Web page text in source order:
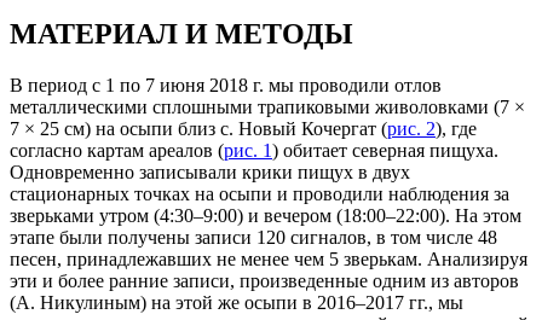
МАТЕРИАЛ И МЕТОДЫ
В период с 1 по 7 июня 2018 г. мы проводили отлов
металлическими сплошными трапиковыми живоловками (7 ×
7 × 25 см) на осыпи близ с. Новый Кочергат (рис. 2), где
согласно картам ареалов (рис. 1) обитает северная пищуха.
Одновременно записывали крики пищух в двух
стационарных точках на осыпи и проводили наблюдения за
зверьками утром (4:30–9:00) и вечером (18:00–22:00). На этом
этапе были получены записи 120 сигналов, в том числе 48
песен, принадлежавших не менее чем 5 зверькам. Анализируя
эти и более ранние записи, произведенные одним из авторов
(А. Никулиным) на этой же осыпи в 2016–2017 гг., мы